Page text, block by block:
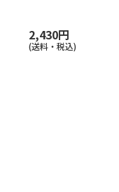
2,430円
(送料・税込)